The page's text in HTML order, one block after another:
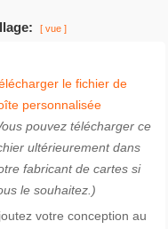
[ vue ]
le fichier de
personnalisée
pouvez télécharger ce
ultérieurement dans
fabricant de cartes si
le souhaitez.)
votre conception au